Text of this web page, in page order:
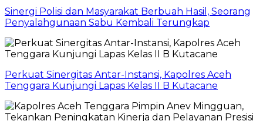
Sinergi Polisi dan Masyarakat Berbuah Hasil, Seorang
Penyalahgunaan Sabu Kembali Terungkap
Perkuat Sinergitas Antar-Instansi, Kapolres Aceh
Tenggara Kunjungi Lapas Kelas II B Kutacane